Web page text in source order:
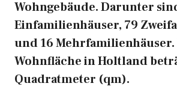
Wohngebäude. Darunter
Einfamilienhäuser, 79
und 16 Mehrfamilienhäuser.
Wohnfläche in Holtland
Quadratmeter (qm).